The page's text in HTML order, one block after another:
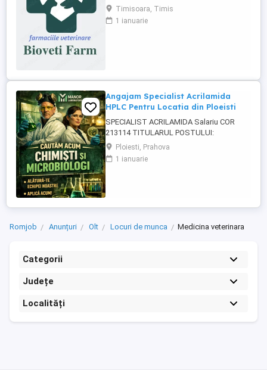
serioasa, dinamica, pasionata de
domeniu, cu spirit de echipa. Orientare
către client Bune abilități de comunicare
Timisoara, Timis
1 ianuarie
Angajam Specialist Acrilamida
HPLC Pentru Locatia din Ploeisti
SPECIALIST ACRILAMIDA Salariu COR
213114 TITULARUL POSTULUI:
_______________________________________
COMPARTIMENTUL: Laboratorul MANOR
LABORATORY CENTER SRL, punct de
postliceale absolvite ...
Ploiesti, Prahova
1 ianuarie
Romjob Anunțuri Olt Locuri de munca Medicina veterinara
Categorii
Județe
Localități